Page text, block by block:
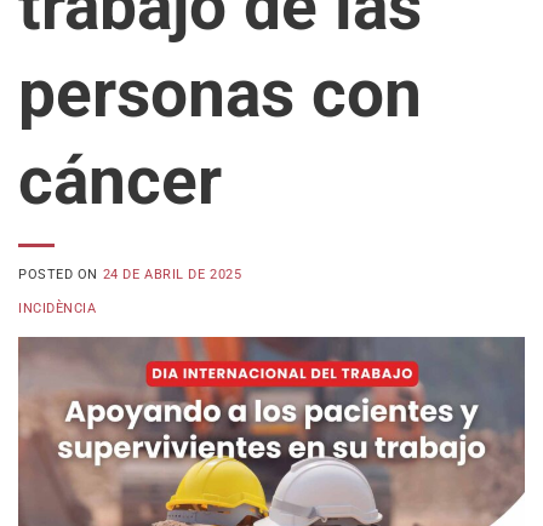
personas con
cáncer
POSTED ON 24 DE ABRIL DE 2025
INCIDÈNCIA